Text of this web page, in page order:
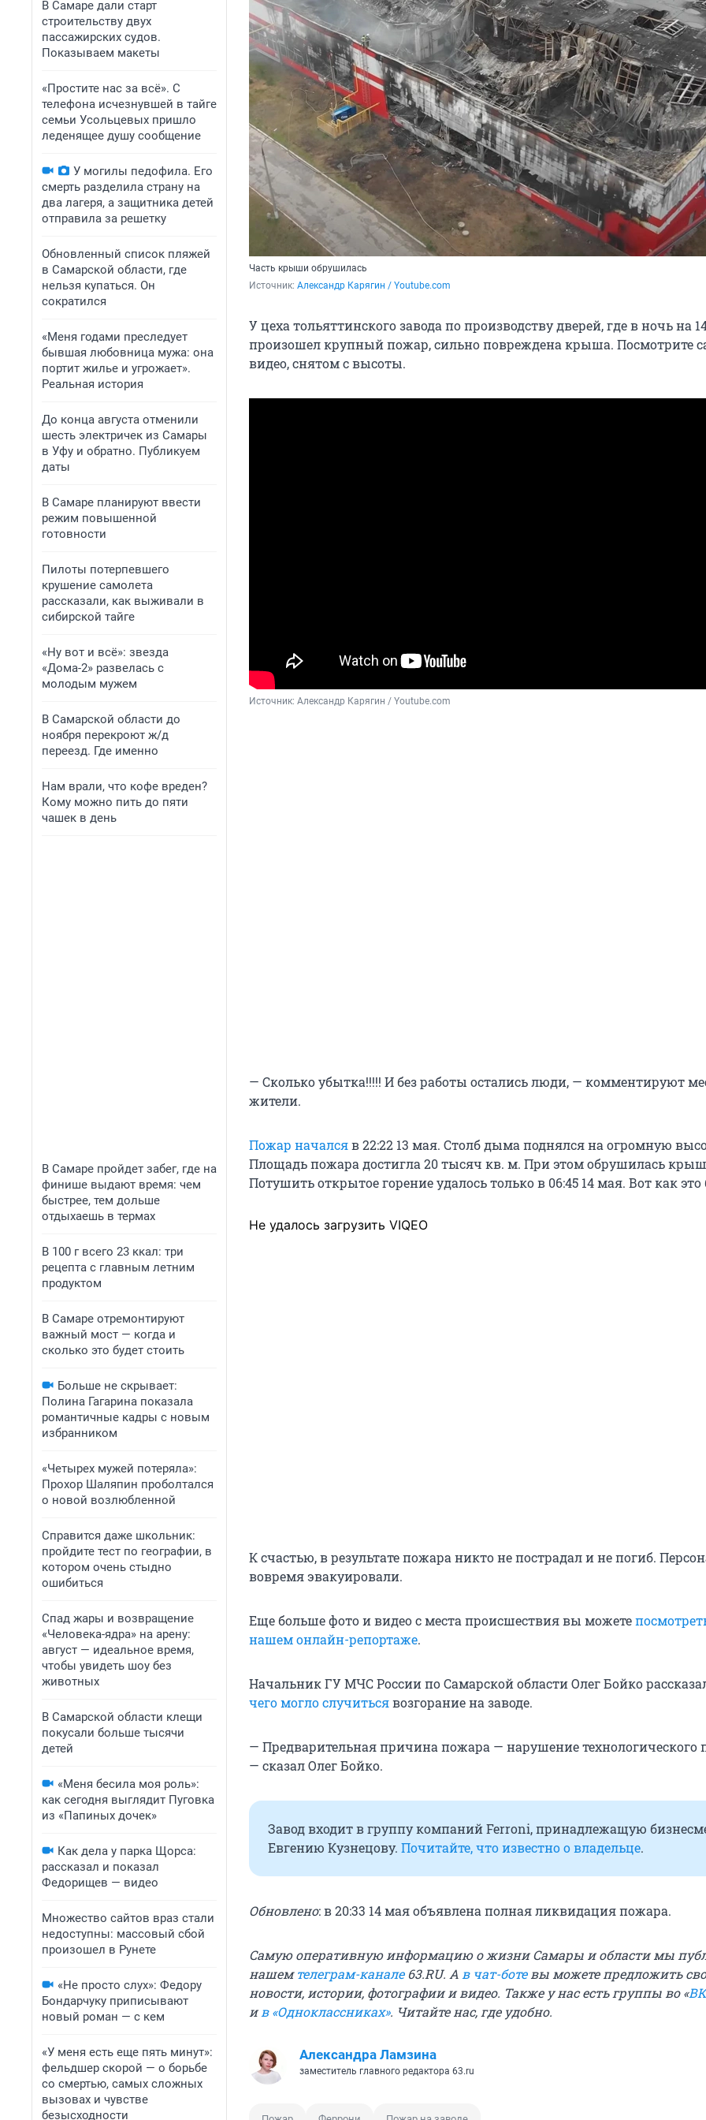
В Самаре дали старт
строительству двух
пассажирских судов.
Показываем макеты
«Простите нас за всё». С
телефона исчезнувшей в тайге
семьи Усольцевых пришло
леденящее душу сообщение
У могилы педофила. Его
смерть разделила страну на
два лагеря, а защитника детей
отправила за решетку
Обновленный список пляжей
в Самарской области, где
нельзя купаться. Он
сократился
«Меня годами преследует
бывшая любовница мужа: она
портит жилье и угрожает».
Реальная история
До конца августа отменили
шесть электричек из Самары
в Уфу и обратно. Публикуем
даты
В Самаре планируют ввести
режим повышенной
готовности
Пилоты потерпевшего
крушение самолета
рассказали, как выживали в
сибирской тайге
«Ну вот и всё»: звезда
«Дома-2» развелась с
молодым мужем
В Самарской области до
ноября перекроют ж/д
переезд. Где именно
Нам врали, что кофе вреден?
Кому можно пить до пяти
чашек в день
В Самаре пройдет забег, где на
финише выдают время: чем
быстрее, тем дольше
отдыхаешь в термах
В 100 г всего 23 ккал: три
рецепта с главным летним
продуктом
В Самаре отремонтируют
важный мост — когда и
сколько это будет стоить
Больше не скрывает:
Полина Гагарина показала
романтичные кадры с новым
избранником
«Четырех мужей потеряла»:
Прохор Шаляпин проболтался
о новой возлюбленной
Справится даже школьник:
пройдите тест по географии, в
котором очень стыдно
ошибиться
Спад жары и возвращение
«Человека-ядра» на арену:
август — идеальное время,
чтобы увидеть шоу без
животных
В Самарской области клещи
покусали больше тысячи
детей
«Меня бесила моя роль»:
как сегодня выглядит Пуговка
из «Папиных дочек»
Как дела у парка Щорса:
рассказал и показал
Федорищев — видео
Множество сайтов враз стали
недоступны: массовый сбой
произошел в Рунете
«Не просто слух»: Федору
Бондарчуку приписывают
новый роман — с кем
«У меня есть еще пять минут»:
фельдшер скорой — о борьбе
со смертью, самых сложных
вызовах и чувстве
безысходности
Часть крыши обрушилась
Источник: Александр Карягин / Youtube.com
У цеха тольяттинского завода по производству дверей, где в ночь на
произошел крупный пожар, сильно повреждена крыша. Посмотрите
видео, снятом с высоты.
Источник: Александр Карягин / Youtube.com
— Сколько убытка!!!!! И без работы остались люди, — комментируют
жители.
Пожар началсяв 22:22 13 мая. Столб дыма поднялся на огромную
Площадь пожара достигла 20 тысяч кв. м. При этом обрушилась
Потушить открытое горение удалось только в 06:45 14 мая. Вот как
Не удалось загрузить VIQEO
К счастью, в результате пожара никто не пострадал и не погиб.
вовремя эвакуировали.
Еще больше фото и видео с места происшествия вы можете
нашем онлайн-репортаже.
Начальник ГУ МЧС России по Самарской области Олег Бойко
чего могло случитьсявозгорание на заводе.
— Предварительная причина пожара — нарушение технологического
— сказал Олег Бойко.
Завод входит в группу компаний Ferroni, принадлежащую
Евгению Кузнецову. Почитайте, что известно о владельце.
Обновлено: в 20:33 14 мая объявлена полная ликвидация пожара.
Самую оперативную информацию о жизни Самары и области мы
нашемтелеграм-канале63.RU. А в чат-ботевы можете предложить
новости, истории, фотографии и видео. Также у нас есть группы во «
и в «Одноклассниках». Читайте нас, где удобно.
Александра Ламзина
заместитель главного редактора 63.ru